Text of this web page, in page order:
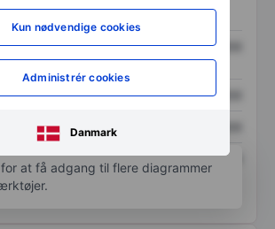
Kun nødvendige cookies
Administrér cookies
Danmark
XXXXXXX XXXXXXX
(EPS) XXXXXXX XXXXXXX
XXXXXXX
XXXXXXX XXXXXXX
for at få adgang til flere diagrammer